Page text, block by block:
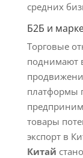
средних
Б2Б и
Торговые
поднимают
платформы
товары
экспорт в
Китай